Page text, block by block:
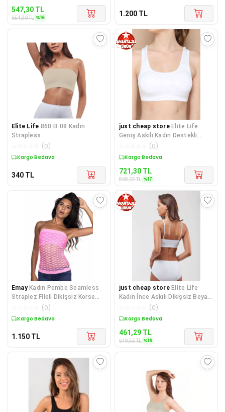
547,30 TL
654,90TL %16 1.200 TL
Elite Life 860 B-08 Kadın
Strapless
(0)
Kargo Bedava
340 TL
just cheap store Elite Life
Geniş Askılı Kadın Destekli
Sporcu Büstiyer Beyaz Süty
(0)
Sepette %17 İndirim
721,30 TL
868,05TL %17
Emay Kadın Pembe Seamless
Straplez Fileli Dikişsiz Korse
(0)
Kargo Bedava
1.150 TL
just cheap store Elite Life
Kadın İnce Askılı Dikişsiz Beyaz
Büstiyer 851
(0)
Sepette %16 İndirim
461,29 TL
549,55TL %16